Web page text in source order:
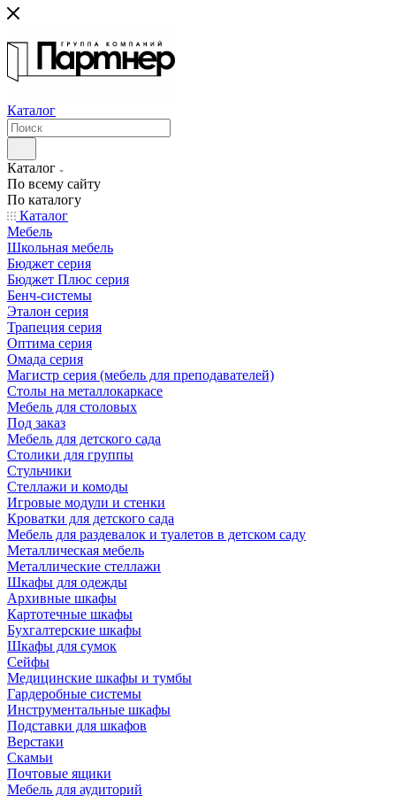
Каталог
Каталог
По всему сайту
По каталогу
Каталог
Мебель
Школьная мебель
Бюджет серия
Бюджет Плюс серия
Бенч-системы
Эталон серия
Трапеция серия
Оптима серия
Омада серия
Магистр серия (мебель для преподавателей)
Столы на металлокаркасе
Мебель для столовых
Под заказ
Мебель для детского сада
Столики для группы
Стульчики
Стеллажи и комоды
Игровые модули и стенки
Кроватки для детского сада
Мебель для раздевалок и туалетов в детском саду
Металлическая мебель
Металлические стеллажи
Шкафы для одежды
Архивные шкафы
Картотечные шкафы
Бухгалтерские шкафы
Шкафы для сумок
Сейфы
Медицинские шкафы и тумбы
Гардеробные системы
Инструментальные шкафы
Подставки для шкафов
Верстаки
Скамьи
Почтовые ящики
Мебель для аудиторий